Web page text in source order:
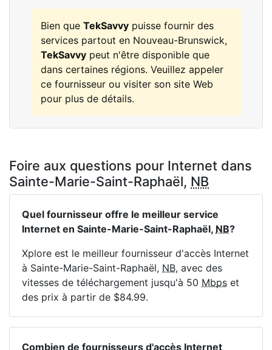
Bien que TekSavvy puisse fournir des
services partout en Nouveau-Brunswick,
TekSavvy peut n'être disponible que
dans certaines régions. Veuillez appeler
ce fournisseur ou visiter son site Web
pour plus de détails.
Foire aux questions pour Internet dans
Sainte-Marie-Saint-Raphaël, NB
Quel fournisseur offre le meilleur service
Internet en Sainte-Marie-Saint-Raphaël, NB?
Xplore est le meilleur fournisseur d'accès Internet
à Sainte-Marie-Saint-Raphaël, NB, avec des
vitesses de téléchargement jusqu'à 50 Mbps et
des prix à partir de $84.99.
Combien de fournisseurs d'accès Internet